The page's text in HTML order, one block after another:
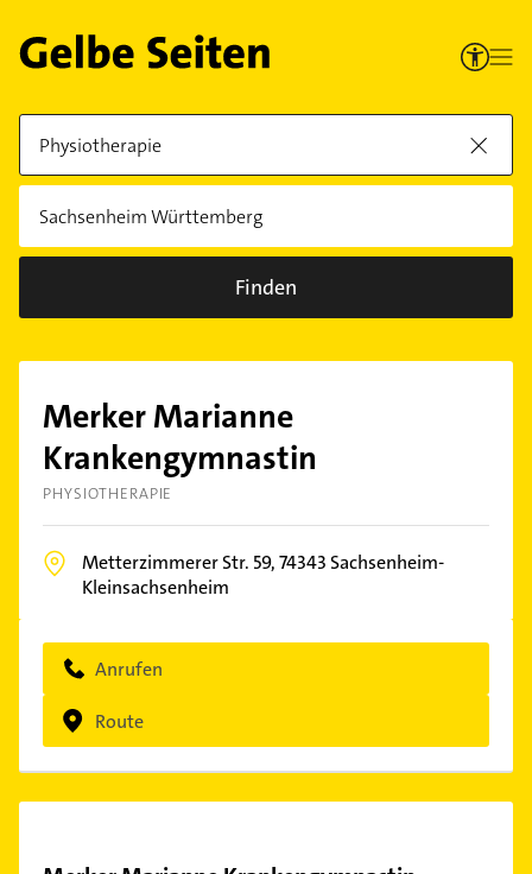
Finden
Merker Marianne
Krankengymnastin
PHYSIOTHERAPIE
Metterzimmerer Str. 59,74343 Sachsenheim-
Kleinsachsenheim
Anrufen
Route